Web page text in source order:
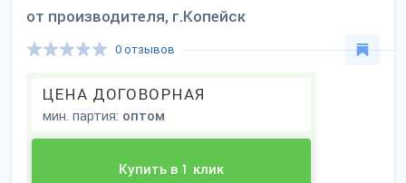
от производителя, г.Копейск
ЦЕНА ДОГОВОРНАЯ
мин. партия: оптом
Купить в 1 клик
0 отзывов